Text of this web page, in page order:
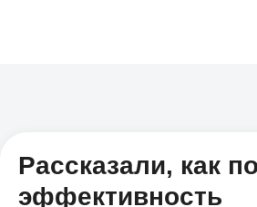
Рассказали, как
эффективность